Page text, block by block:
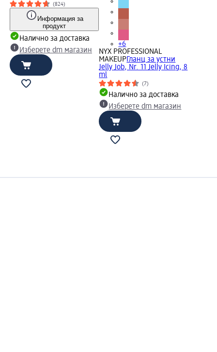
(824)
Информация за
продукт
Налично за доставка
Изберете dm магазин
+6
NYX PROFESSIONAL
MAKEUP Гланц за устни
Jelly Job, Nr. 11 Jelly Icing, 8
ml
(7)
Налично за доставка
Изберете dm магазин